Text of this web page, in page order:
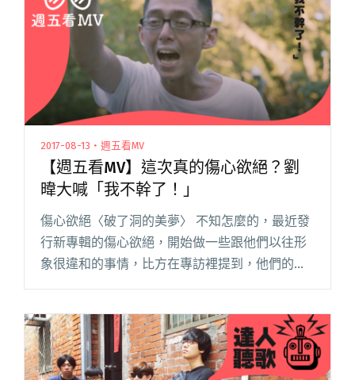
巨頭合作緣起"
2017-08-13・週五看MV
【週五看MV】這次真的傷心欲絕？劉
暐大喊「我不幹了！」
傷心欲絕〈破了洞的美夢〉 不知怎麼的，最近發
行新專輯的傷心欲絕，開始做一些跟他們以往形
象很違和的事情，比方在專訪裡提到，他們的生
活都很正面、很樂觀，〈破了洞的美夢〉MV 更跑
正泰被排擠的夢。 當然，閱讀全文 "【週五看
MV】這次真的傷心欲絕？劉暐大喊「我不幹
了！」"